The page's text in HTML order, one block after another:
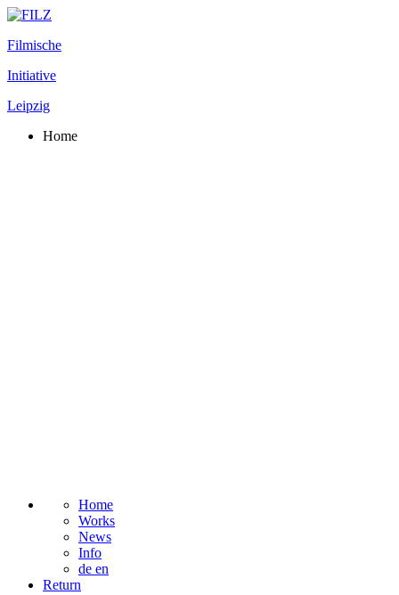
Filmische
Initiative
Leipzig
Home
Home
Works
News
Info
de en
Return